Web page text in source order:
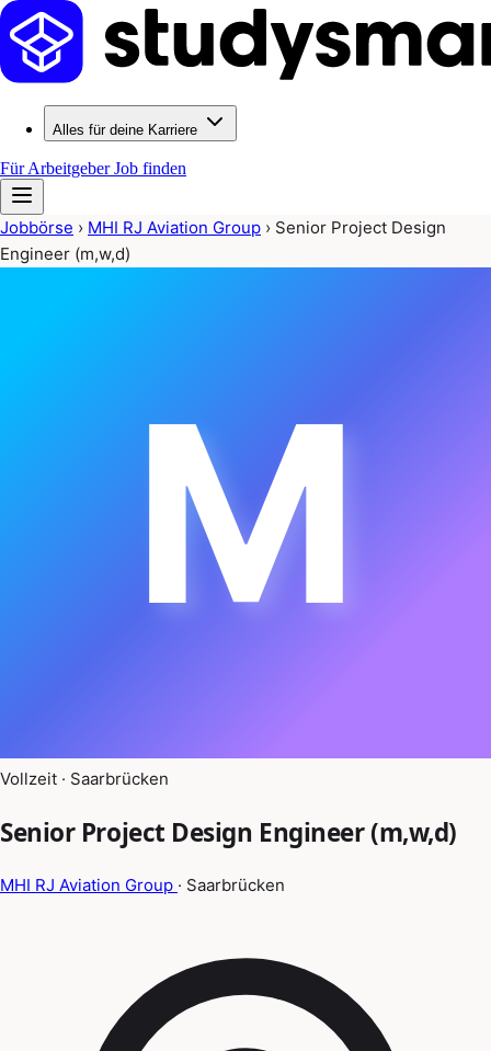
Alles für deine Karriere
Für ArbeitgeberJob finden
Jobbörse › MHI RJ Aviation Group › Senior Project Design
Engineer (m,w,d)
M
Vollzeit · Saarbrücken
Senior Project Design Engineer (m,w,d)
MHI RJ Aviation Group · Saarbrücken